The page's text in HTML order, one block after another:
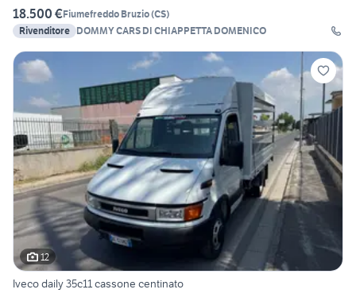
18.500 €Fiumefreddo Bruzio(CS)
Rivenditore DOMMY CARS DI CHIAPPETTA DOMENICO
12
Iveco daily 35c11 cassone centinato